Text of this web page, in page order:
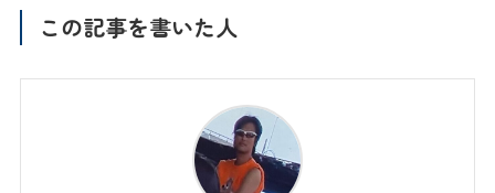
この記事を書いた人